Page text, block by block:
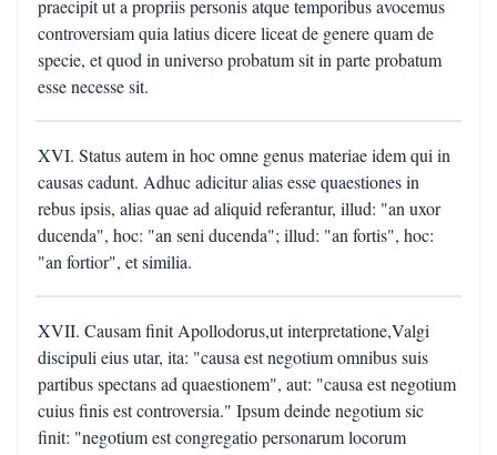
praecipit ut a propriis personis atque temporibus avocemus
controversiam quia latius dicere liceat de genere quam de
specie, et quod in universo probatum sit in parte probatum
esse necesse sit.
XVI. Status autem in hoc omne genus materiae idem qui in
causas cadunt. Adhuc adicitur alias esse quaestiones in
rebus ipsis, alias quae ad aliquid referantur, illud: "an uxor
ducenda", hoc: "an seni ducenda"; illud: "an fortis", hoc:
"an fortior", et similia.
XVII. Causam finit Apollodorus,ut interpretatione,Valgi
discipuli eius utar, ita: "causa est negotium omnibus suis
partibus spectans ad quaestionem", aut: "causa est negotium
cuius finis est controversia." Ipsum deinde negotium sic
finit: "negotium est congregatio personarum locorum